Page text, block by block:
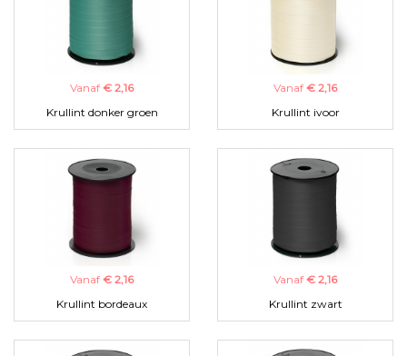
Vanaf € 2,16
Krullint donker groen
Vanaf € 2,16
Krullint ivoor
Vanaf € 2,16
Krullint bordeaux
Vanaf € 2,16
Krullint zwart